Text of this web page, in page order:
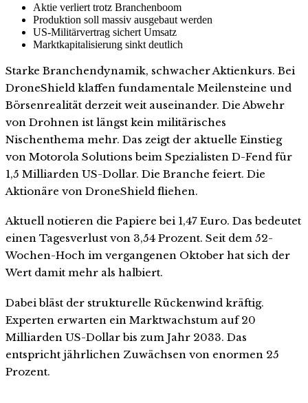
Aktie verliert trotz Branchenboom
Produktion soll massiv ausgebaut werden
US-Militärvertrag sichert Umsatz
Marktkapitalisierung sinkt deutlich
Starke Branchendynamik, schwacher Aktienkurs. Bei
DroneShield klaffen fundamentale Meilensteine und
Börsenrealität derzeit weit auseinander. Die Abwehr
von Drohnen ist längst kein militärisches
Nischenthema mehr. Das zeigt der aktuelle Einstieg
von Motorola Solutions beim Spezialisten D-Fend für
1,5 Milliarden US-Dollar. Die Branche feiert. Die
Aktionäre von DroneShield fliehen.
Aktuell notieren die Papiere bei 1,47 Euro. Das bedeutet
einen Tagesverlust von 3,54 Prozent. Seit dem 52-
Wochen-Hoch im vergangenen Oktober hat sich der
Wert damit mehr als halbiert.
Dabei bläst der strukturelle Rückenwind kräftig.
Experten erwarten ein Marktwachstum auf 20
Milliarden US-Dollar bis zum Jahr 2033. Das
entspricht jährlichen Zuwächsen von enormen 25
Prozent.